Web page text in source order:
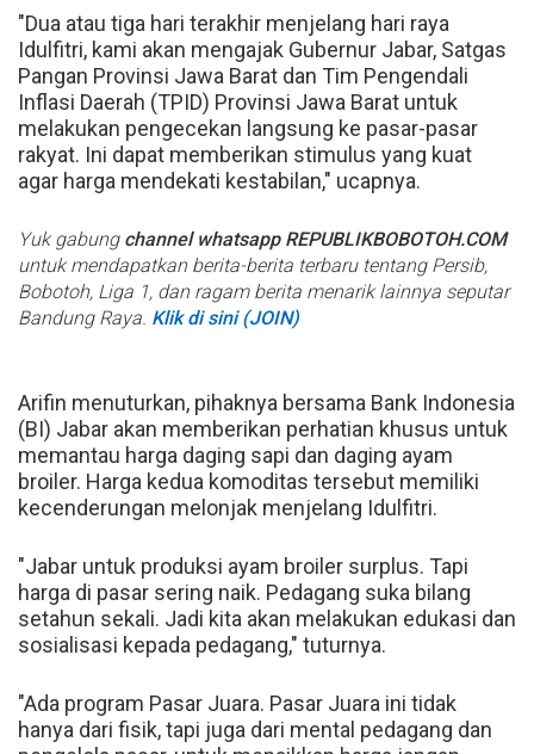
"Dua atau tiga hari terakhir menjelang hari raya
Idulfitri, kami akan mengajak Gubernur Jabar, Satgas
Pangan Provinsi Jawa Barat dan Tim Pengendali
Inflasi Daerah (TPID) Provinsi Jawa Barat untuk
melakukan pengecekan langsung ke pasar-pasar
rakyat. Ini dapat memberikan stimulus yang kuat
agar harga mendekati kestabilan," ucapnya.
Yuk gabung channel whatsapp REPUBLIKBOBOTOH.COM
untuk mendapatkan berita-berita terbaru tentang Persib,
Bobotoh, Liga 1, dan ragam berita menarik lainnya seputar
Bandung Raya. Klik di sini (JOIN)
Arifin menuturkan, pihaknya bersama Bank Indonesia
(BI) Jabar akan memberikan perhatian khusus untuk
memantau harga daging sapi dan daging ayam
broiler. Harga kedua komoditas tersebut memiliki
kecenderungan melonjak menjelang Idulfitri.
"Jabar untuk produksi ayam broiler surplus. Tapi
harga di pasar sering naik. Pedagang suka bilang
setahun sekali. Jadi kita akan melakukan edukasi dan
sosialisasi kepada pedagang," tuturnya.
"Ada program Pasar Juara. Pasar Juara ini tidak
hanya dari fisik, tapi juga dari mental pedagang dan